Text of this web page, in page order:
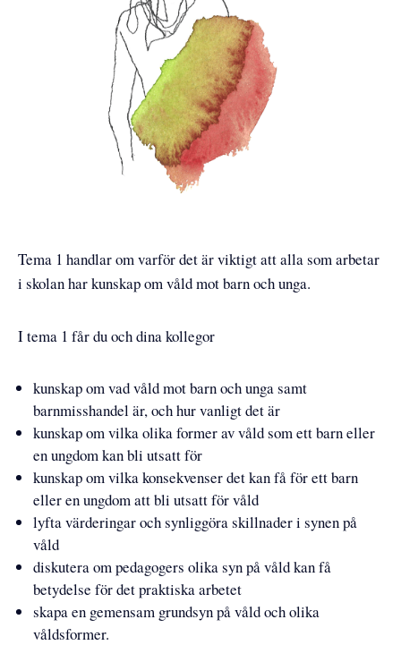
Tema 1 handlar om varför det är viktigt att alla som arbetar
i skolan har kunskap om våld mot barn och unga.
I tema 1 får du och dina kollegor
kunskap om vad våld mot barn och unga samt
barnmisshandel är, och hur vanligt det är
kunskap om vilka olika former av våld som ett barn eller
en ungdom kan bli utsatt för
kunskap om vilka konsekvenser det kan få för ett barn
eller en ungdom att bli utsatt för våld
lyfta värderingar och synliggöra skillnader i synen på
våld
diskutera om pedagogers olika syn på våld kan få
betydelse för det praktiska arbetet
skapa en gemensam grundsyn på våld och olika
våldsformer.